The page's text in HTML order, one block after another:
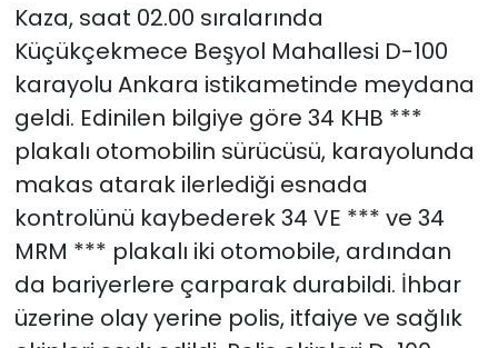
Kaza, saat 02.00 sıralarında
Küçükçekmece Beşyol Mahallesi D-100
karayolu Ankara istikametinde meydana
geldi. Edinilen bilgiye göre 34 KHB ***
plakalı otomobilin sürücüsü, karayolunda
makas atarak ilerlediği esnada
kontrolünü kaybederek 34 VE *** ve 34
MRM *** plakalı iki otomobile, ardından
da bariyerlere çarparak durabildi. İhbar
üzerine olay yerine polis, itfaiye ve sağlık